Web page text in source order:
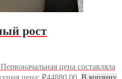
рост
Первоначальная цена составляла
цена: ₽44880.00. В корзину